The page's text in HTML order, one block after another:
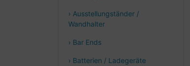
› Ausstellungständer /
Wandhalter
› Bar Ends
› Batterien / Ladegeräte